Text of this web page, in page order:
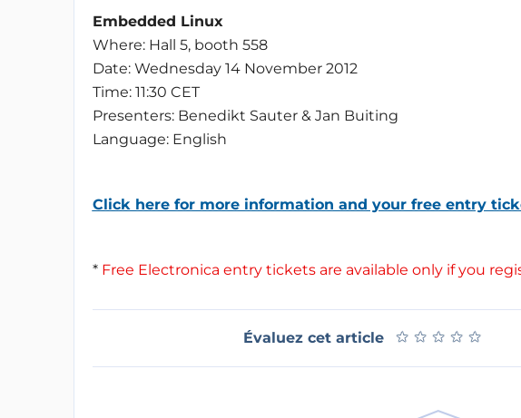
Embedded Linux
Where: Hall 5, booth 558
Date: Wednesday 14 November 2012
Time: 11:30 CET
Presenters: Benedikt Sauter & Jan Buiting
Language: English
Click here for more information and your free entry
* Free Electronica entry tickets are available only if you
Évaluez cet article ★ ★ ★ ★ ★
★ ★ ★ ★ ★